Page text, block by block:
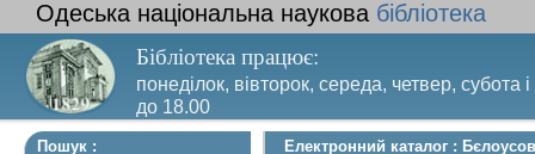
Одеська національна наукова бібліотека
Бібліотека працює:
понеділок, вівторок, середа, четвер, субота
до 18.00
Вихідний день – п’ятниця. Останній четвер
Пошук : Електронний каталог :